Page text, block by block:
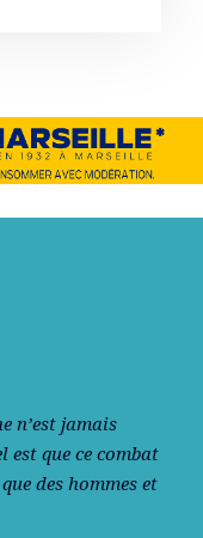
n’est jamais
est que ce combat
des hommes et